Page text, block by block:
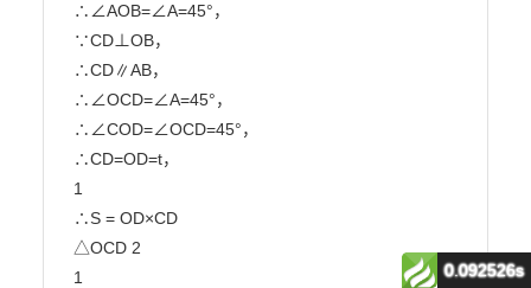
∴∠AOB=∠A=45°，
∵CD⊥OB，
∴CD∥AB，
∴∠OCD=∠A=45°，
∴∠COD=∠OCD=45°，
∴CD=OD=t，
1
∴S = OD×CD
△OCD 2
1
0.092526s